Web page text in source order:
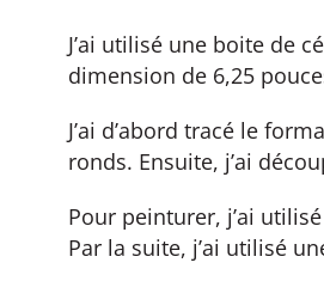
J’ai utilisé une boite de
dimension de 6,25
J’ai d’abord tracé le
ronds. Ensuite, j’ai
Pour peinturer, j’ai
Par la suite, j’ai utilisé